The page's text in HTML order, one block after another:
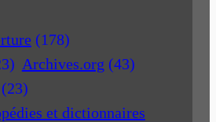
(178)
Archives.org (43)
(23)
et dictionnaires